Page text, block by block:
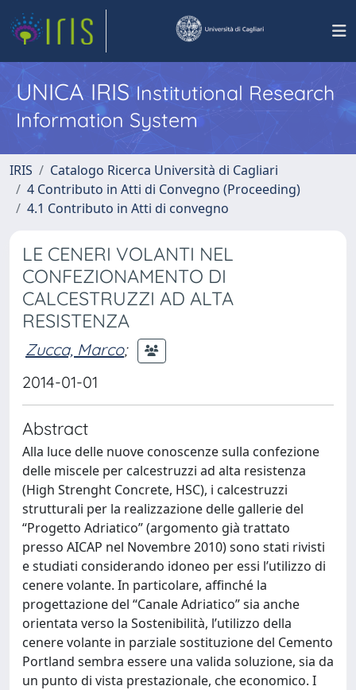
UNICA IRISInstitutional Research
Information System
IRIS
Catalogo Ricerca Università di Cagliari
4 Contributo in Atti di Convegno (Proceeding)
4.1 Contributo in Atti di convegno
LE CENERI VOLANTI NEL
CONFEZIONAMENTO DI
CALCESTRUZZI AD ALTA
RESISTENZA
Zucca, Marco;
2014-01-01
Abstract
Alla luce delle nuove conoscenze sulla confezione
delle miscele per calcestruzzi ad alta resistenza
(High Strenght Concrete, HSC), i calcestruzzi
strutturali per la realizzazione delle gallerie del
“Progetto Adriatico” (argomento già trattato
presso AICAP nel Novembre 2010) sono stati rivisti
e studiati considerando idoneo per essi l’utilizzo di
cenere volante. In particolare, affinché la
progettazione del “Canale Adriatico” sia anche
orientata verso la Sostenibilità, l’utilizzo della
cenere volante in parziale sostituzione del Cemento
Portland sembra essere una valida soluzione, sia da
un punto di vista prestazionale, che economico. I